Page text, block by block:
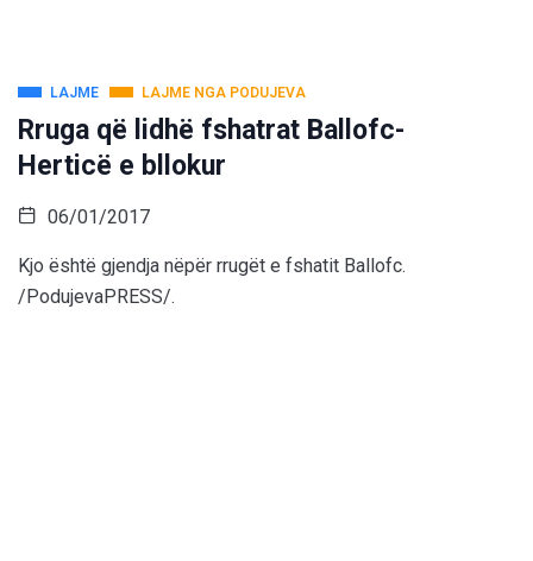
LAJME LAJME NGA PODUJEVA
Rruga që lidhë fshatrat Ballofc-
Herticë e bllokur
06/01/2017
Kjo është gjendja nëpër rrugët e fshatit Ballofc.
/PodujevaPRESS/.